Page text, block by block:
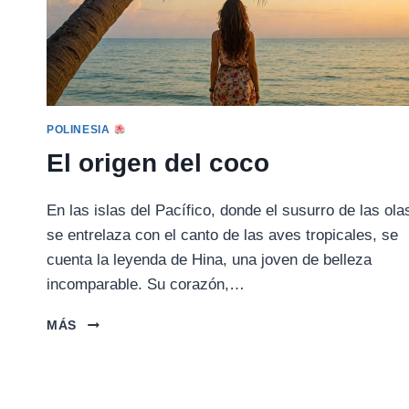
POLINESIA
El origen del coco
En las islas del Pacífico, donde el susurro de las
se entrelaza con el canto de las aves tropicales, se
cuenta la leyenda de Hina, una joven de belleza
incomparable. Su corazón,…
MÁS
EL